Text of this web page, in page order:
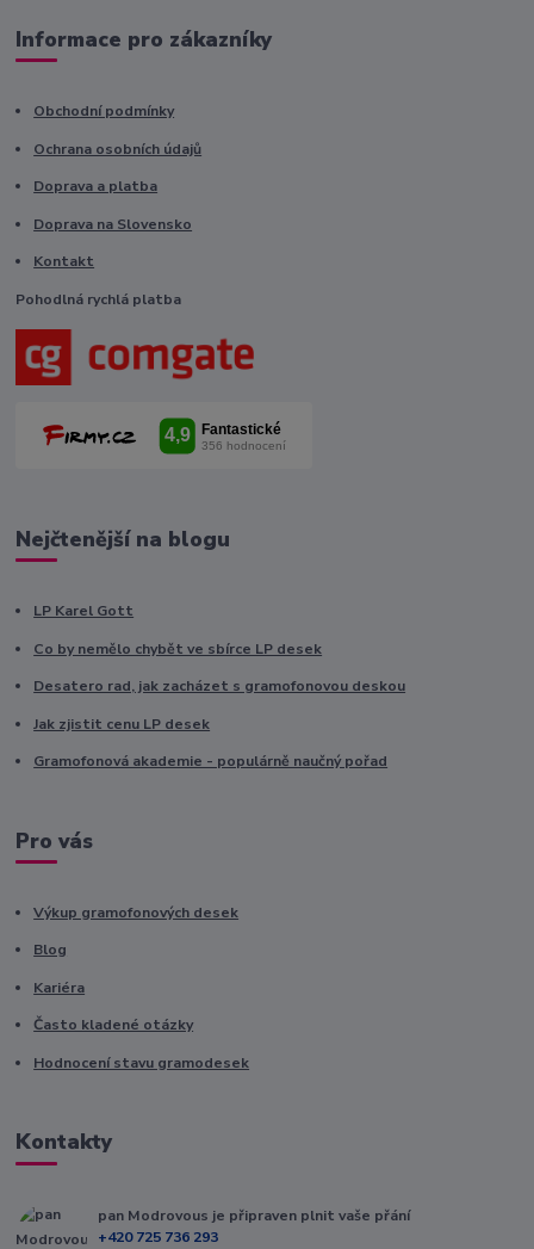
Informace pro zákazníky
Obchodní podmínky
Ochrana osobních údajů
Doprava a platba
Doprava na Slovensko
Kontakt
Pohodlná rychlá platba
Nejčtenější na blogu
LP Karel Gott
Co by nemělo chybět ve sbírce LP desek
Desatero rad, jak zacházet s gramofonovou deskou
Jak zjistit cenu LP desek
Gramofonová akademie - populárně naučný pořad
Pro vás
Výkup gramofonových desek
Blog
Kariéra
Často kladené otázky
Hodnocení stavu gramodesek
Kontakty
pan Modrovous je připraven plnit vaše přání
+420 725 736 293